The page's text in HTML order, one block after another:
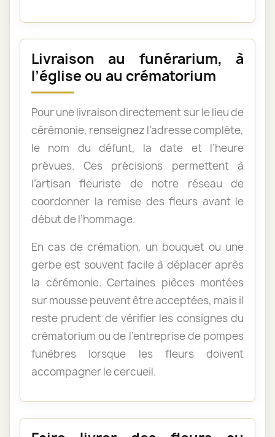
Livraison au funérarium, à
l’église ou au crématorium
Pour une livraison directement sur le lieu de
cérémonie, renseignez l’adresse complète,
le nom du défunt, la date et l’heure
prévues. Ces précisions permettent à
l’artisan fleuriste de notre réseau de
coordonner la remise des fleurs avant le
début de l’hommage.
En cas de crémation, un bouquet ou une
gerbe est souvent facile à déplacer après
la cérémonie. Certaines pièces montées
sur mousse peuvent être acceptées, mais il
reste prudent de vérifier les consignes du
crématorium ou de l’entreprise de pompes
funèbres lorsque les fleurs doivent
accompagner le cercueil.